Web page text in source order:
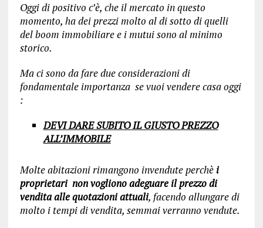
Oggi di positivo c’è, che il mercato in questo
momento, ha dei prezzi molto al di sotto di quelli
del boom immobiliare e i mutui sono al minimo
storico.
Ma ci sono da fare due considerazioni di
fondamentale importanza se vuoi vendere casa oggi
:
DEVI DARE SUBITO IL GIUSTO PREZZO
ALL’IMMOBILE
Molte abitazioni rimangono invendute perchè i
proprietari non vogliono adeguare il prezzo di
vendita alle quotazioni attuali, facendo allungare di
molto i tempi di vendita, semmai verranno vendute.